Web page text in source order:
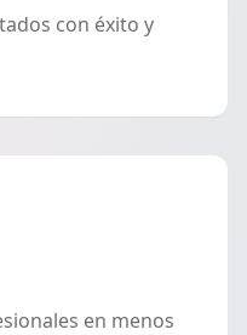
con éxito y
en menos